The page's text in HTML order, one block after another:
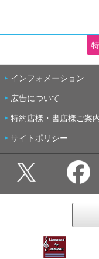
インフォメーション
広告について
特約店様・書店様ご案
サイトポリシー